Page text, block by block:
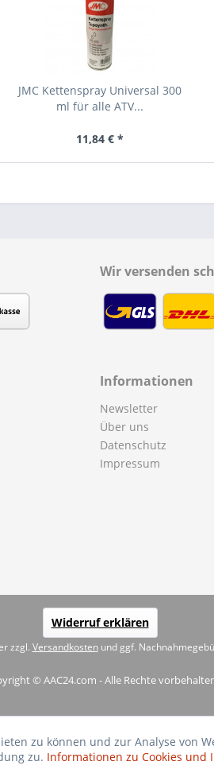
JMC Kettenspray Universal 300
ml für alle ATV...
11,84 € *
Wir versenden
Informationen
Newsletter
Über uns
Datenschutz
Impressum
Widerruf erklären
zzgl. Versandkostenund ggf.
© AAC24.com - Alle Rechte
zu können und zur Analyse von
zu. Informationen zu Cookies